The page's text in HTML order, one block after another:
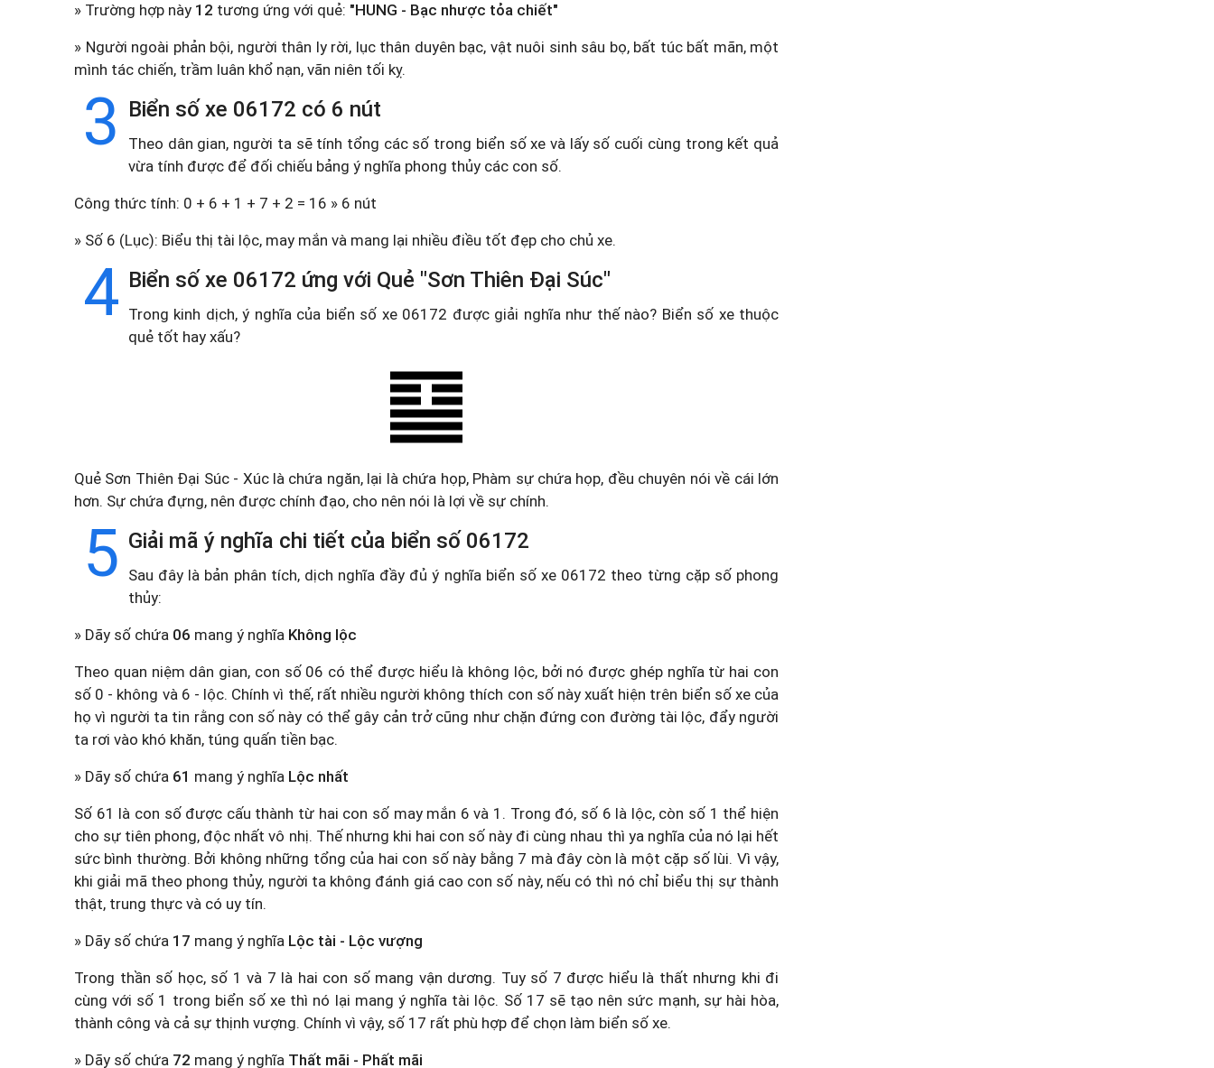
» Trường hợp này 12 tương ứng với quẻ: "HUNG - Bạc nhược tỏa chiết"
» Người ngoài phản bội, người thân ly rời, lục thân duyên bạc, vật nuôi sinh sâu bọ, bất túc bất mãn, một
mình tác chiến, trầm luân khổ nạn, vãn niên tối kỵ.
3 Biển số xe 06172 có 6 nút
Theo dân gian, người ta sẽ tính tổng các số trong biển số xe và lấy số cuối cùng trong kết quả
vừa tính được để đối chiếu bảng ý nghĩa phong thủy các con số.
Công thức tính: 0 + 6 + 1 + 7 + 2 = 16 » 6 nút
» Số 6 (Lục): Biểu thị tài lộc, may mắn và mang lại nhiều điều tốt đẹp cho chủ xe.
4 Biển số xe 06172 ứng với Quẻ "Sơn Thiên Đại Súc"
Trong kinh dịch, ý nghĩa của biển số xe 06172 được giải nghĩa như thế nào? Biển số xe thuộc
quẻ tốt hay xấu?
Quẻ Sơn Thiên Đại Súc - Xúc là chứa ngăn, lại là chứa họp, Phàm sự chứa họp, đều chuyên nói về cái lớn
hơn. Sự chứa đựng, nên được chính đạo, cho nên nói là lợi về sự chính.
5 Giải mã ý nghĩa chi tiết của biển số 06172
Sau đây là bản phân tích, dịch nghĩa đầy đủ ý nghĩa biển số xe 06172 theo từng cặp số phong
thủy:
» Dãy số chứa 06 mang ý nghĩa Không lộc
Theo quan niệm dân gian, con số 06 có thể được hiểu là không lộc, bởi nó được ghép nghĩa từ hai con
số 0 - không và 6 - lộc. Chính vì thế, rất nhiều người không thích con số này xuất hiện trên biển số xe của
họ vì người ta tin rằng con số này có thể gây cản trở cũng như chặn đứng con đường tài lộc, đẩy người
ta rơi vào khó khăn, túng quấn tiền bạc.
» Dãy số chứa 61 mang ý nghĩa Lộc nhất
Số 61 là con số được cấu thành từ hai con số may mắn 6 và 1. Trong đó, số 6 là lộc, còn số 1 thể hiện
cho sự tiên phong, độc nhất vô nhị. Thế nhưng khi hai con số này đi cùng nhau thì ya nghĩa của nó lại hết
sức bình thường. Bởi không những tổng của hai con số này bằng 7 mà đây còn là một cặp số lùi. Vì vậy,
khi giải mã theo phong thủy, người ta không đánh giá cao con số này, nếu có thì nó chỉ biểu thị sự thành
thật, trung thực và có uy tín.
» Dãy số chứa 17 mang ý nghĩa Lộc tài - Lộc vượng
Trong thần số học, số 1 và 7 là hai con số mang vận dương. Tuy số 7 được hiểu là thất nhưng khi đi
cùng với số 1 trong biển số xe thì nó lại mang ý nghĩa tài lộc. Số 17 sẽ tạo nên sức mạnh, sự hài hòa,
thành công và cả sự thịnh vượng. Chính vì vậy, số 17 rất phù hợp để chọn làm biển số xe.
» Dãy số chứa 72 mang ý nghĩa Thất mãi - Phất mãi